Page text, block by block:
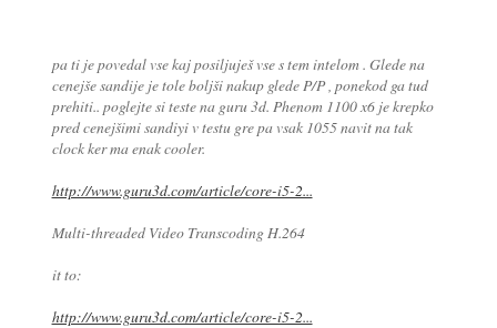
pa ti je povedal vse kaj posiljuješ vse s tem intelom . Glede na
cenejše sandije je tole boljši nakup glede P/P , ponekod ga tud
prehiti.. poglejte si teste na guru 3d. Phenom 1100 x6 je krepko
pred cenejšimi sandiyi v testu gre pa vsak 1055 navit na tak
clock ker ma enak cooler.
http://www.guru3d.com/article/core-i5-2...
Multi-threaded Video Transcoding H.264
it to:
http://www.guru3d.com/article/core-i5-2...